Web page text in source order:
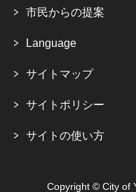
市民からの提案
Language
サイトマップ
サイトポリシー
サイトの使い方
Copyright © City of